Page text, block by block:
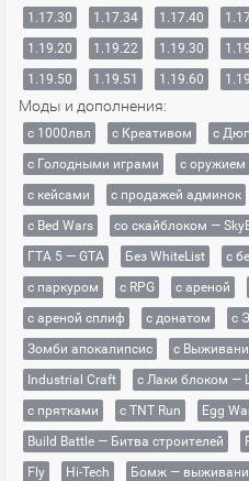
1.17.30
1.17.34 1.17.40
1.19.20
1.19.22 1.19.30
1.19.50
1.19.51 1.19.60
Моды и дополнения:
с 1000лвл c Креативом с
с Голодными играми
с оружием
с кейсами
с продажей админок
с Bed Wars
со скайблоком —
ГТА 5 — GTA
Без WhiteList
с
с паркуром
с RPG с ареной
с ареной сплиф
с донатом с
Зомби апокалипсис
с
Industrial Craft
с Лаки блоком —
с прятками
с TNT Run Egg
Build Battle — Битва строителей
Fly
Hi-Tech
Бомж —